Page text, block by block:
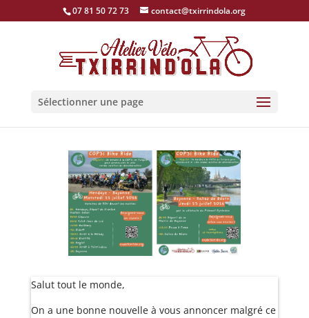
07 81 50 72 73 contact@txirrindola.org
Sélectionner une page
Salut tout le monde,
On a une bonne nouvelle à vous annoncer malgré ce